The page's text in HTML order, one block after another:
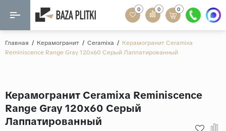
Назад Назад
60х60
Мозаика
0 0 0
Главная / Керамогранит / Ceramixa / Керамогранит Ceramixa
Reminiscence Range Gray 120x60 Серый Лаппатированный
Керамогранит Ceramixa Reminiscence
Range Gray 120x60 Серый
Лаппатированный